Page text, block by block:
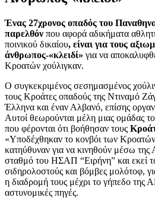
Ένας 27χρονος οπαδός του
παρελθόν που αφορά αδικήματα
ποινικού δικαίου, είναι για τους
άνθρωπος-«κλειδί» για να
Κροατών χούλιγκαν.
Ο συγκεκριμένος σεσημασμένος
τους Κροάτες οπαδούς της Ντιναμό
Έλληνα και έναν Αλβανό, επίσης
Αυτοί θεωρούνται μέλη μιας ομάδας
που φέρονται ότι βοήθησαν τους
«Υποδέχθηκαν το κονβόι των
κατηύθυναν για να κινηθούν μέσω της
σταθμό του ΗΣΑΠ “Ειρήνη” και εκεί
σιδηρολοστούς και βόμβες μολότοφ,
η διαδρομή τους μέχρι το γήπεδο της
αστυνομικές πηγές.